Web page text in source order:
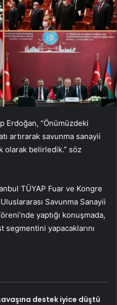
Erdoğan, “Önümüzdeki
artırarak savunma sanayii
olarak belirledik.” söz
TÜYAP Fuar ve Kongre
Savunma Sanayii
yaptığı konuşmada,
segmentini yapacaklarını
destek iyice düştü